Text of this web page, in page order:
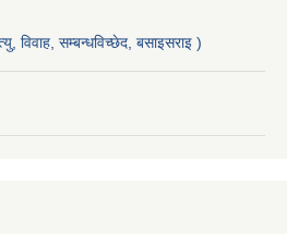
विवाह, सम्बन्धविच्छेद, बसाइसराइ )